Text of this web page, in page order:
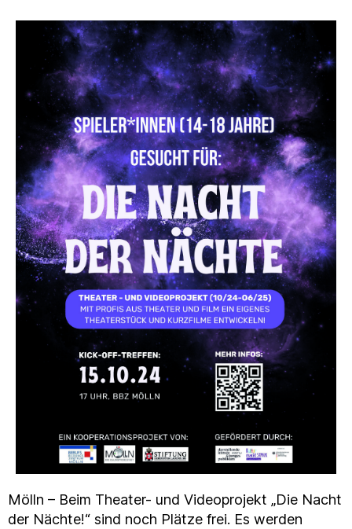
Mölln – Beim Theater- und Videoprojekt „Die Nacht
der Nächte!“ sind noch Plätze frei. Es werden